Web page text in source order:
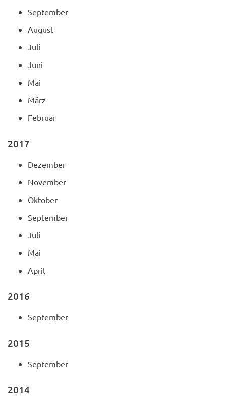
September
August
Juli
Juni
Mai
März
Februar
2017
Dezember
November
Oktober
September
Juli
Mai
April
2016
September
2015
September
2014